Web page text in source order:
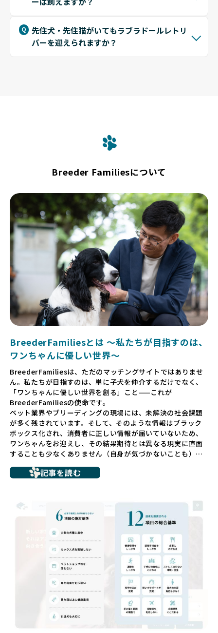
先住犬・先住猫がいてもラブラドールレトリ
バーを迎えられますか？
Breeder Familiesについて
BreederFamiliesとは 〜私たちが目指すのは、
ワンちゃんに優しい世界〜
BreederFamiliesは、ただのマッチングサイトではありませ
ん。私たちが目指すのは、単に子犬を仲介するだけでなく、
「ワンちゃんに優しい世界を創る」こと——これが
BreederFamiliesの使命です。
ペット業界やブリーディングの現場には、未解決の社会課題
が多く残されています。そして、そのような情報はブラック
ボックス化され、消費者に正しい情報が届いていないため、
ワンちゃんをお迎えし、その結果期待とは異なる現実に直面
することも少なくありません（自身が気づかないことも）。
ち、健康面や社会性に問題を抱えていたり、またブリーダー
いるというケースもあります。こうした問題は、消費者にと
っても大きな負担であり、ワンちゃん自身にとっても非常に
だからこそ、私たちは正しい情報と安心して選べる場所を提
供すべきだと考えています。BreederFamiliesでは、ワンち
ゃんを家族のように愛する「優良ブリーダー」のみを独自の
厳しい基準で厳選し、その評価基準や評価結果をオープンに
しています。これにより、消費者の皆様が安心して子犬やブ
リーダーを選べる環境を整えています。
そして、消費者の皆様が正しい情報をもとに優良ブリーダー
を求めることで、ワンちゃんを家族のように愛する優良ブリ
ーダーが増え、営利優先の「悪徳ブリーダー」が自然と淘汰
される社会を目指しています。目の前の子犬だけでなく、親
記事を読む